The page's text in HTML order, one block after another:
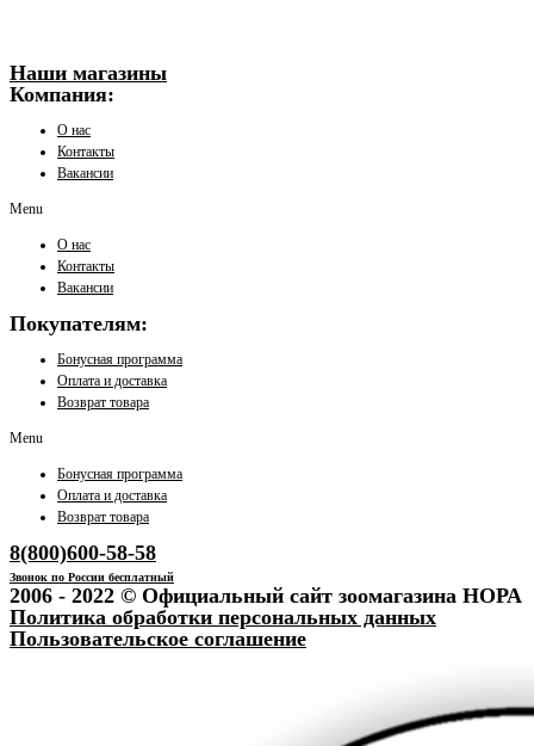
Наши магазины
Компания:
О нас
Контакты
Вакансии
Menu
О нас
Контакты
Вакансии
Покупателям:
Бонусная программа
Оплата и доставка
Возврат товара
Menu
Бонусная программа
Оплата и доставка
Возврат товара
8(800)600-58-58
Звонок по России бесплатный
2006 - 2022 © Официальный сайт зоомагазина НОРА
Политика обработки персональных данных
Пользовательское соглашение